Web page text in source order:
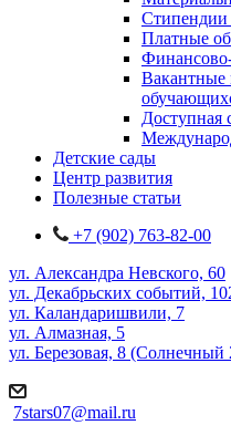
Платные
Финансово-
Вакантные
Доступная
Детские сады
Центр развития
Полезные статьи
+7 (902) 763-82-00
ул. Александра Невского, 60
ул. Декабрьских событий,
ул. Каландаришвили, 7
ул. Алмазная, 5
ул. Березовая, 8 (Солнечный
7stars07@mail.ru